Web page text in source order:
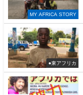
MY AFRICA STORY
●東アフリカ